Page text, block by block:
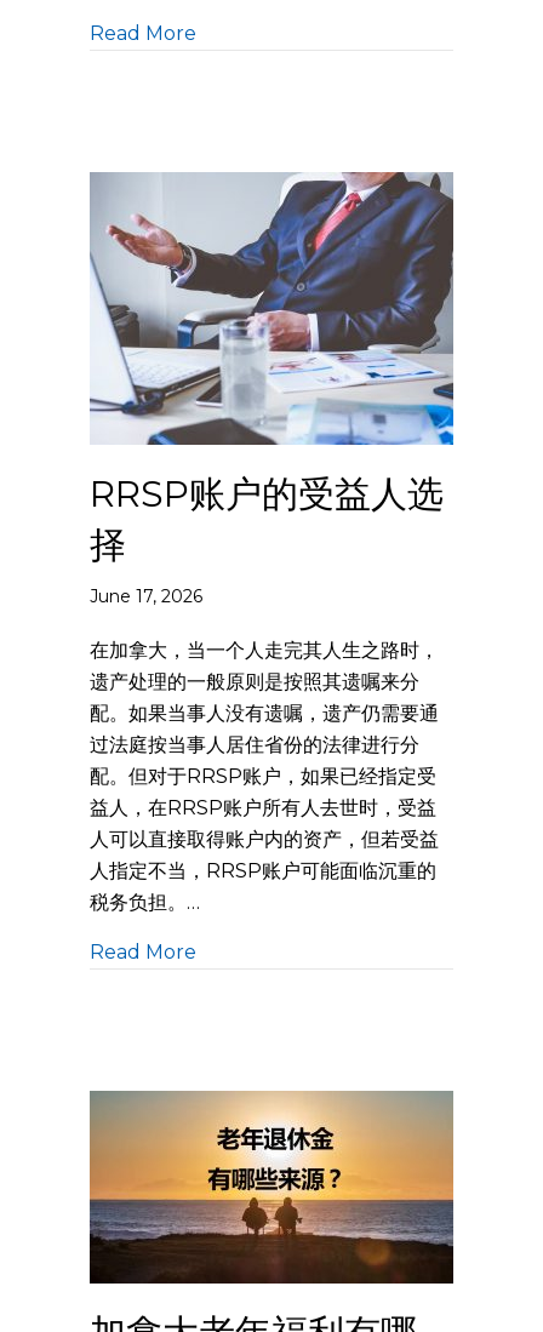
Read More
RRSP账户的受益人选
择
June 17, 2026
在加拿大，当一个人走完其人生之路时，
遗产处理的一般原则是按照其遗嘱来分
配。如果当事人没有遗嘱，遗产仍需要通
过法庭按当事人居住省份的法律进行分
配。但对于RRSP账户，如果已经指定受
益人，在RRSP账户所有人去世时，受益
人可以直接取得账户内的资产，但若受益
人指定不当，RRSP账户可能面临沉重的
税务负担。…
Read More